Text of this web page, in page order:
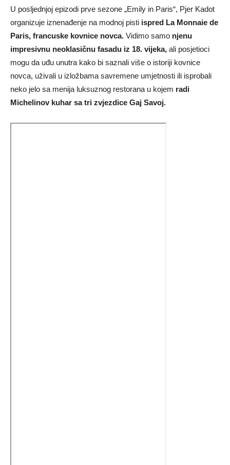
U posljednjoj epizodi prve sezone „Emily in Paris“, Pjer Kadot
organizuje iznenađenje na modnoj pisti ispred La Monnaie de
Paris, francuske kovnice novca. Vidimo samo njenu
impresivnu neoklasičnu fasadu iz 18. vijeka, ali posjetioci
mogu da uđu unutra kako bi saznali više o istoriji kovnice
novca, uživali u izložbama savremene umjetnosti ili isprobali
neko jelo sa menija luksuznog restorana u kojem radi
Michelinov kuhar sa tri zvjezdice Gaj Savoj.